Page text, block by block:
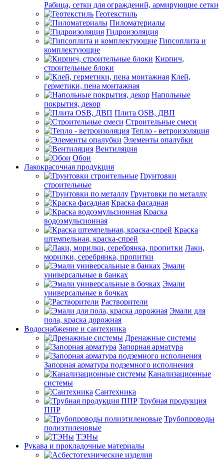
Рабица, сетки для ограждений, армирующие сетки
Геотекстиль
Пиломатериалы
Гидроизоляция
Гипсоплита и
комплектующие
Кирпич,
строительные блоки
Клей,
герметики, пена монтажная
Напольные
покрытия, декор
Плита OSB, ДВП
Строительные смеси
Тепло - ветроизоляция
Элементы опалубки
Вентиляция
Обои
Лакокрасочная продукция
Грунтовки
строительные
Грунтовки по металлу
Краска фасадная
Краска
водоэмульсионная
Краска
штемпельная, краска-спрей
Лаки,
морилки, серебрянка, пропитки
Эмали
универсальные в банках
Эмали
универсальные в бочках
Растворители
Эмали для
пола, краска дорожная
Водоснабжение и сантехника
Дренажные системы
Запорная арматура
Запорная арматура подземного исполнения
Канализационные
системы
Сантехника
Трубная продукция
ППР
Трубопроводы
полиэтиленовые
ТЭНы
Рукава и прокладочные материалы